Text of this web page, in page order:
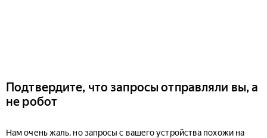
Подтвердите, что запросы отправляли вы, а
не робот
Нам очень жаль, но запросы с вашего устройства похожи на